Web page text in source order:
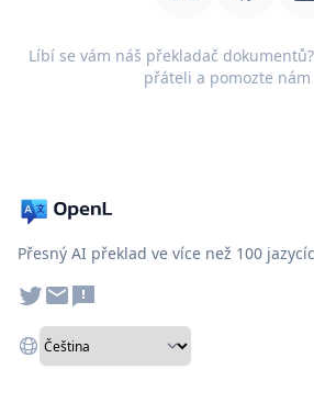
Líbí se vám náš překladač
přáteli a pomozte
Přesný AI překlad ve více než 100